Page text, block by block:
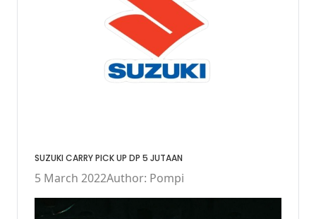
SUZUKI CARRY PICK UP DP 5 JUTAAN
5 March 2022Author: Pompi